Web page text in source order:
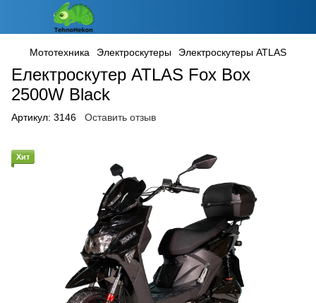
Мототехника Электроскутеры Электроскутеры ATLAS
Електроскутер ATLAS Fox Box
2500W Black
Артикул: 3146 Оставить отзыв
Хит